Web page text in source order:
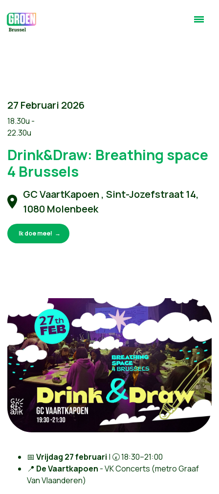
27 Februari 2026
18.30u -
22.30u
Drink&Draw: Breathing space
4 Brussels
GC VaartKapoen , Sint-Jozefstraat 14,
1080 Molenbeek
Ik doe mee!
📅 Vrijdag 27 februari | 🕢 18:30–21:00
📍 De Vaartkapoen - VK Concerts (metro Graaf
Van Vlaanderen)